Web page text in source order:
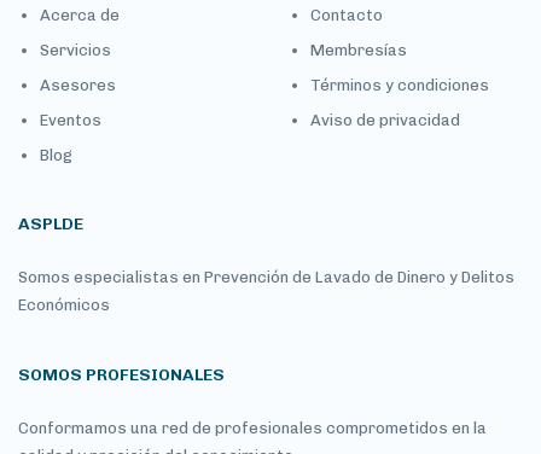
Acerca de
Servicios
Asesores
Eventos
Blog
Contacto
Membresías
Términos y condiciones
Aviso de privacidad
ASPLDE
Somos especialistas en Prevención de Lavado de Dinero y Delitos
Económicos
SOMOS PROFESIONALES
Conformamos una red de profesionales comprometidos en la